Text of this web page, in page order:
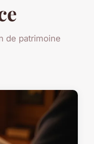
de patrimoine